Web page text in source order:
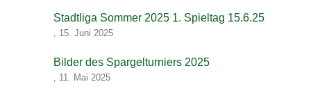
Stadtliga Sommer 2025 1. Spieltag 15.6.25
, 15. Juni 2025
Bilder des Spargelturniers 2025
, 11. Mai 2025